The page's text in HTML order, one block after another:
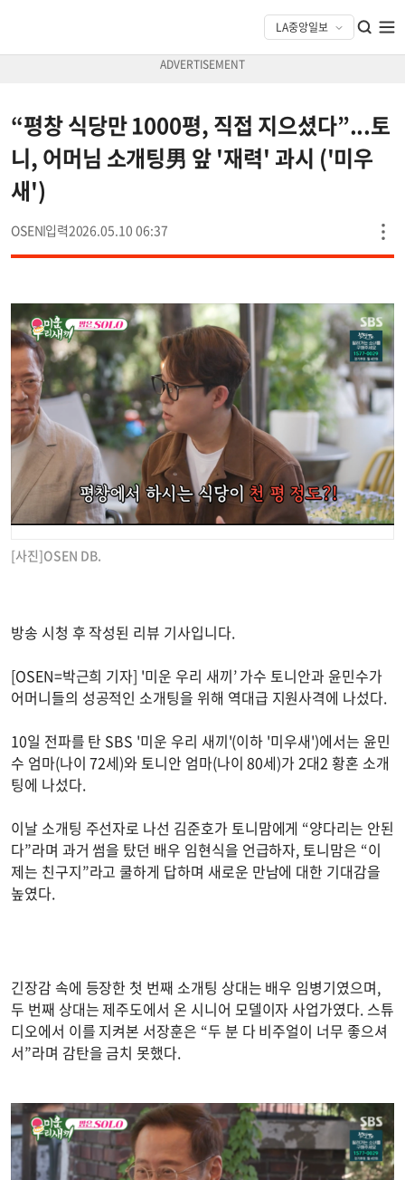
“평창 식당만 1000평, 직접 지으셨다”...토
니, 어머님 소개팅男 앞 '재력' 과시 ('미우
새')
OSEN 2026.05.10 06:37
[사진]OSEN DB.
방송 시청 후 작성된 리뷰 기사입니다.
[OSEN=박근희 기자] '미운 우리 새끼’ 가수 토니안과 윤민수가
어머니들의 성공적인 소개팅을 위해 역대급 지원사격에 나섰다.
10일 전파를 탄 SBS '미운 우리 새끼'(이하 '미우새')에서는 윤민
수 엄마(나이 72세)와 토니안 엄마(나이 80세)가 2대2 황혼 소개
팅에 나섰다.
이날 소개팅 주선자로 나선 김준호가 토니맘에게 “양다리는 안된
다”라며 과거 썸을 탔던 배우 임현식을 언급하자, 토니맘은 “이
제는 친구지”라고 쿨하게 답하며 새로운 만남에 대한 기대감을
높였다.
긴장감 속에 등장한 첫 번째 소개팅 상대는 배우 임병기였으며,
두 번째 상대는 제주도에서 온 시니어 모델이자 사업가였다. 스튜
디오에서 이를 지켜본 서장훈은 “두 분 다 비주얼이 너무 좋으셔
서”라며 감탄을 금치 못했다.